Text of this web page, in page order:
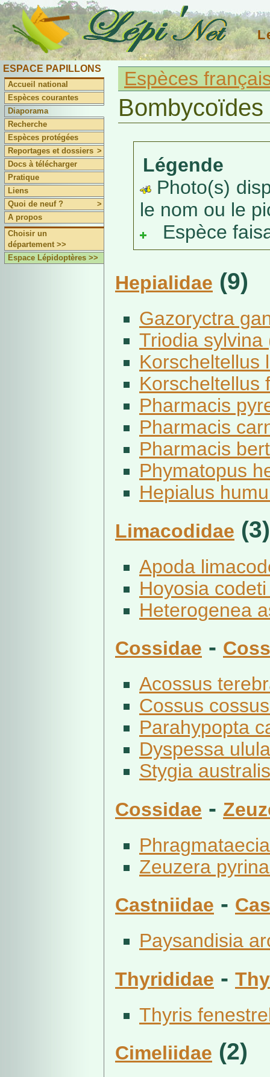
ESPACE PAPILLONS
Accueil national
Espèces courantes
Diaporama
Recherche
Espèces protégées
Reportages et dossiers >
Docs à télécharger
Pratique
Liens
Quoi de neuf ?
>
A propos
Choisir un
département >>
Espace Lépidoptères >>
Espèces
Bombycoïdes
Légende
Photo(s)
le nom ou le
Espèce
Hepialidae (9)
Gazoryctra
Triodia sylvina
Korscheltellus
Korscheltellus
Pharmacis
Pharmacis
Pharmacis
Phymatopus
Hepialus
Limacodidae (3)
Apoda
Hoyosia
Heterogenea
Cossidae -
Acossus
Cossus
Parahypopta
Dyspessa
Stygia
Cossidae -
Zeuzera
Castniidae -
Paysandisia
Thyrididae -
Thyris
Cimeliidae (2)